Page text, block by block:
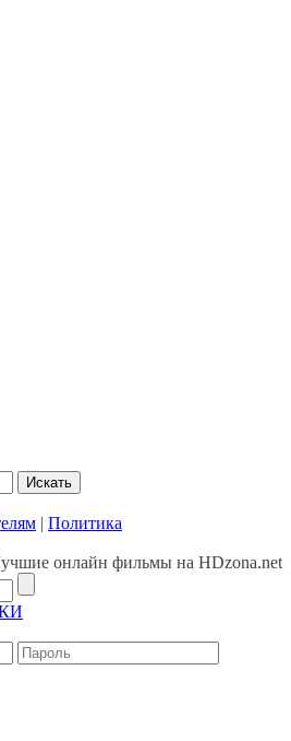
Искать
| Политика
онлайн фильмы на HDzona.net